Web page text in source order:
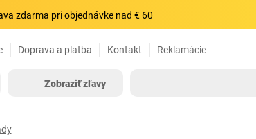
zdarma pri objednávke nad € 60
Doprava a platba Kontakt Reklamácie
Zobraziť zľavy